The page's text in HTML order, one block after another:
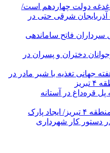
دولت چهاردهم است/
شرقی حتی در
سرداران فاتح ساماندهی
دختران و پسران در
هفته جهانی تغذیه با شیر مادر در
قره‌داغ در آستانه
ساماندهی گره‌های ترافیکی منطقه ۴ تبریز/ ایجاد پارک
دستور کار شهرداری